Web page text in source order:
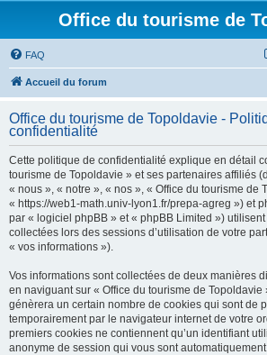
Office du tourisme de
FAQ
Accueil du forum
Office du tourisme de Topoldavie -
confidentialité
Cette politique de confidentialité explique en détail
tourisme de Topoldavie » et ses partenaires affiliés
« nous », « notre », « nos », « Office du tourisme de
« https://web1-math.univ-lyon1.fr/prepa-agreg ») et
par « logiciel phpBB » et « phpBB Limited »)
collectées lors des sessions d’utilisation de votre
« vos informations »).
Vos informations sont collectées de deux manières
en naviguant sur « Office du tourisme de
génèrera un certain nombre de cookies qui sont de
temporairement par le navigateur internet de votre
premiers cookies ne contiennent qu’un identifiant
anonyme de session qui vous sont